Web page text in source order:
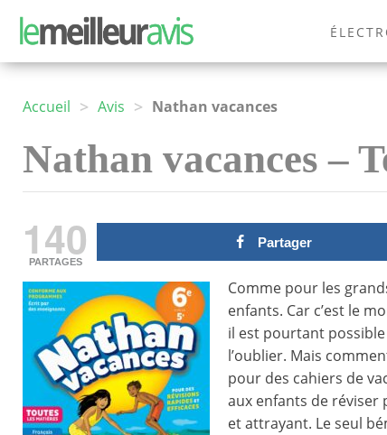
MODE
Accueil > Avis > Nathan vacances
Nathan vacances –
140
PARTAGES
Partager
Comme pour les
enfants. Car c’est le
il est pourtant
l’oublier. Mais
pour des cahiers de
aux enfants de réviser
et attrayant. Le seul